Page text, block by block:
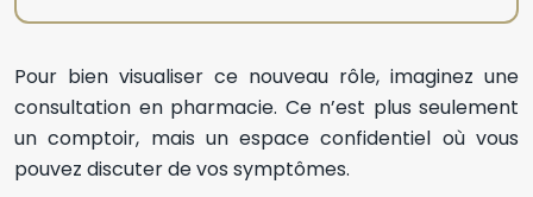
Pour bien visualiser ce nouveau rôle, imaginez une
consultation en pharmacie. Ce n’est plus seulement
un comptoir, mais un espace confidentiel où vous
pouvez discuter de vos symptômes.